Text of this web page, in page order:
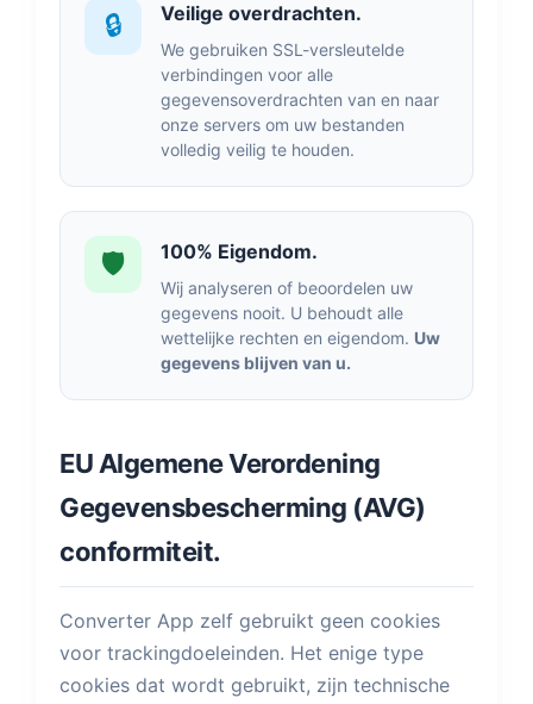
🔒 Veilige overdrachten.
We gebruiken SSL-versleutelde
verbindingen voor alle
gegevensoverdrachten van en naar
onze servers om uw bestanden
volledig veilig te houden.
🛡️ 100% Eigendom.
Wij analyseren of beoordelen uw
gegevens nooit. U behoudt alle
wettelijke rechten en eigendom. Uw
gegevens blijven van u.
EU Algemene Verordening
Gegevensbescherming (AVG)
conformiteit.
Converter App zelf gebruikt geen cookies
voor trackingdoeleinden. Het enige type
cookies dat wordt gebruikt, zijn technische